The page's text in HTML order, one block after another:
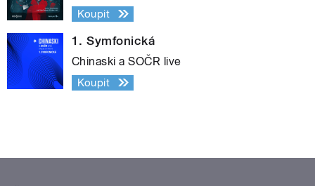
Koupit
1. Symfonická
Chinaski a SOČR live
Koupit